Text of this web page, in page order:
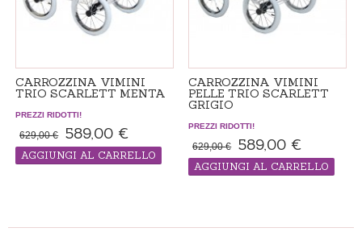
CARROZZINA VIMINI
TRIO SCARLETT MENTA
PREZZI RIDOTTI!
629,00 € 589,00 €
AGGIUNGI AL CARRELLO
CARROZZINA VIMINI
PELLE TRIO SCARLETT
GRIGIO
PREZZI RIDOTTI!
629,00 € 589,00 €
AGGIUNGI AL CARRELLO